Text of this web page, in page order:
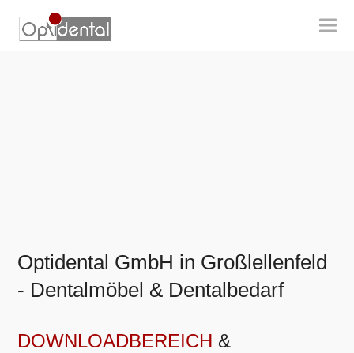
Optidental GmbH in Großlellenfeld
- Dentalmöbel & Dentalbedarf
DOWNLOADBEREICH &